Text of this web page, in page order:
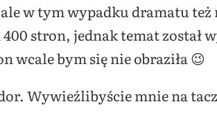
w tym wypadku dramatu
stron, jednak temat został
wcale bym się nie obraziła 😉
Wywieźlibyście mnie na